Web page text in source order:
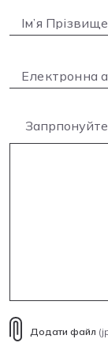
Додати файл